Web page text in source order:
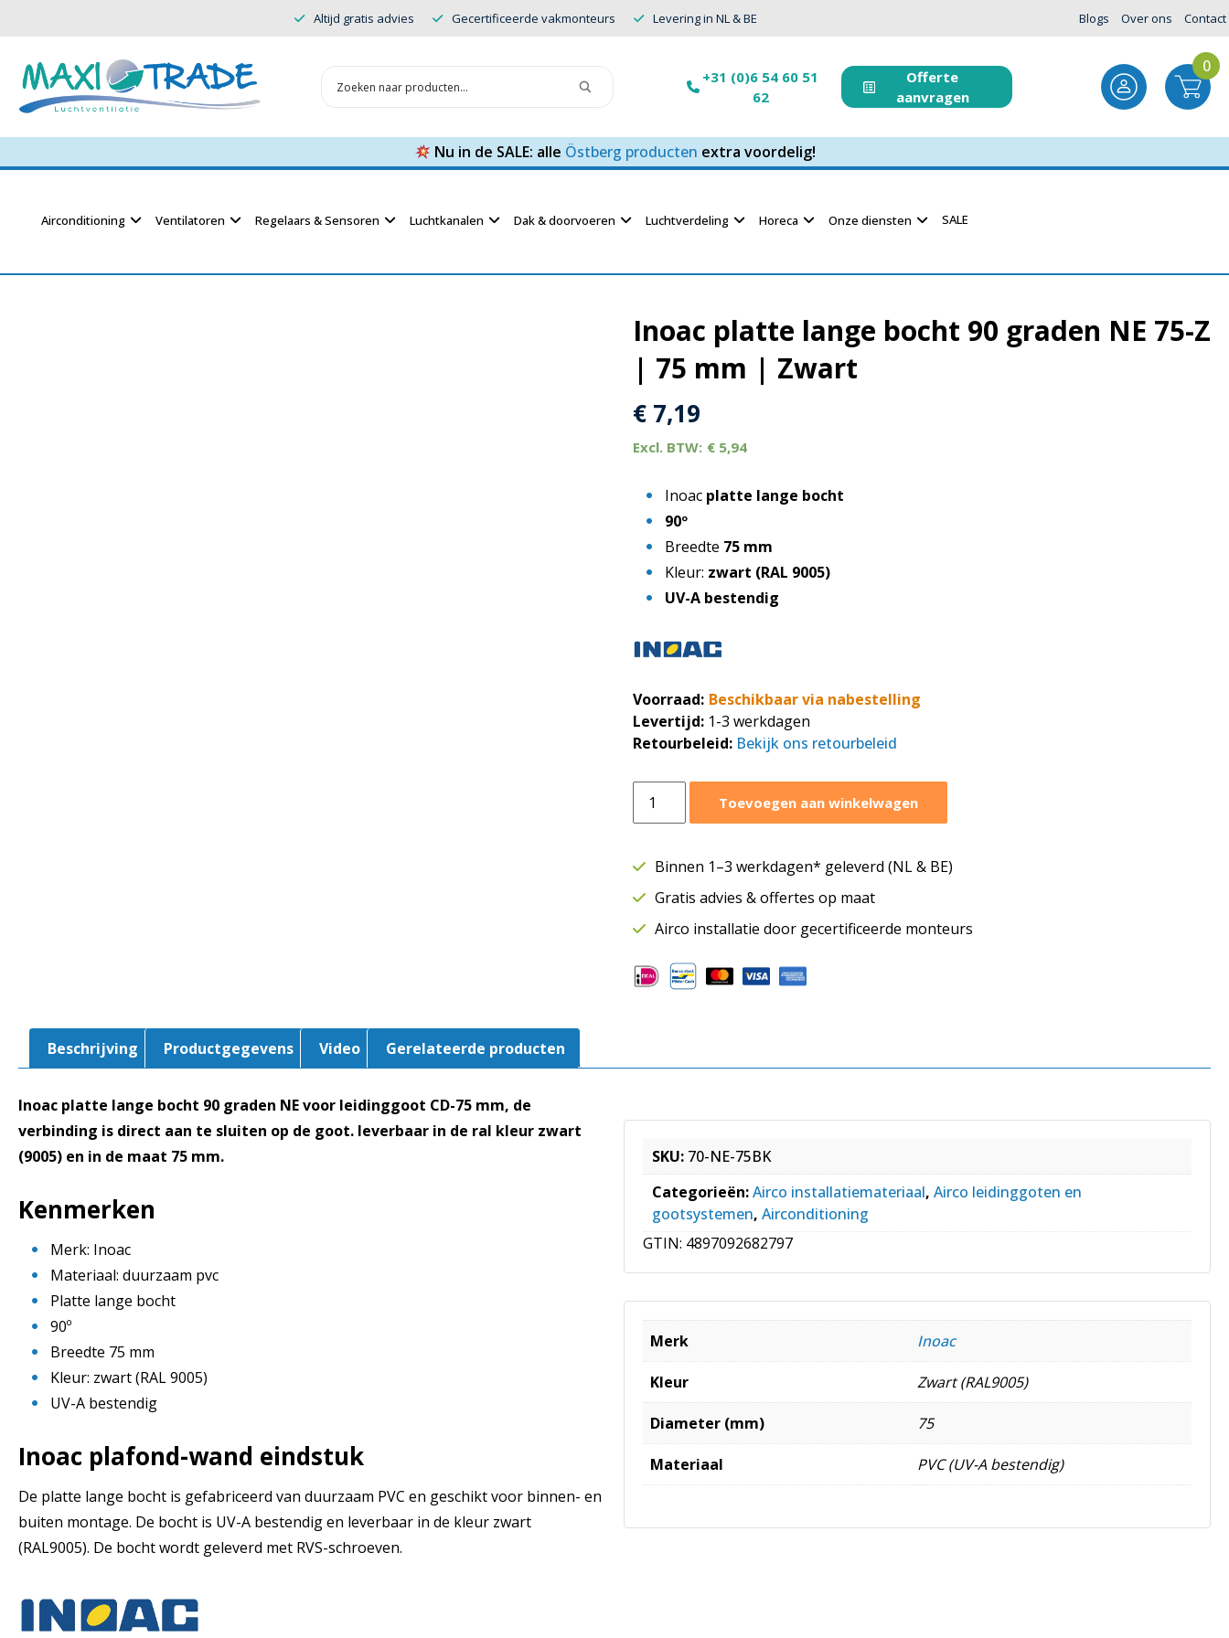
Altijd gratis advies Gecertificeerde vakmonteurs Levering in NL & BE Blogs Over ons Contact
+31 (0)6 54 60 51
62
Offerte
aanvragen
0
Nu in de SALE: alle Östberg producten extra voordelig!
Airconditioning Ventilatoren Regelaars & Sensoren Luchtkanalen Dak & doorvoeren Luchtverdeling Horeca Onze diensten SALE
Inoac platte lange bocht 90 graden NE 75-Z
| 75 mm | Zwart
€ 7,19
€ 5,94
Inoac platte lange bocht
90º
Breedte 75 mm
Kleur: zwart (RAL 9005)
UV-A bestendig
Voorraad: Beschikbaar via nabestelling
Levertijd: 1-3 werkdagen
Retourbeleid: Bekijk ons retourbeleid
platte
bocht
graden
NE
Z
|
Toevoegen aan winkelwagen
Binnen 1–3 werkdagen* geleverd (NL & BE)
Gratis advies & offertes op maat
Airco installatie door gecertificeerde monteurs
Beschrijving Productgegevens Video Gerelateerde producten
Inoac platte lange bocht 90 graden NE voor leidinggoot CD-75 mm, de
verbinding is direct aan te sluiten op de goot. leverbaar in de ral kleur zwart
(9005) en in de maat 75 mm.
Kenmerken
Merk: Inoac
Materiaal: duurzaam pvc
Platte lange bocht
90º
Breedte 75 mm
Kleur: zwart (RAL 9005)
UV-A bestendig
Inoac plafond-wand eindstuk
De platte lange bocht is gefabriceerd van duurzaam PVC en geschikt voor binnen- en
buiten montage. De bocht is UV-A bestendig en leverbaar in de kleur zwart
(RAL9005). De bocht wordt geleverd met RVS-schroeven.
SKU: 70-NE-75BK
Categorieën:Airco installatiemateriaal, Airco leidinggoten en
gootsystemen, Airconditioning
GTIN: 4897092682797
Merk Inoac
Kleur Zwart (RAL9005)
Diameter (mm) 75
Materiaal PVC (UV-A bestendig)